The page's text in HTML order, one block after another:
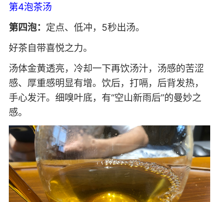
第4泡茶汤
第四泡： 定点、低冲，5秒出汤。
好茶自带喜悦之力。
汤体金黄透亮，冷却一下再饮汤汁，汤感的苦涩
感、厚重感明显有增。饮后，打嗝，后背发热，
手心发汗。细嗅叶底，有“空山新雨后”的曼妙之
感。